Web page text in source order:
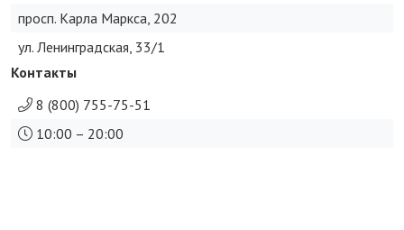
просп. Карла Маркса, 202
ул. Ленинградская, 33/1
Контакты
8 (800) 755-75-51
10:00 – 20:00